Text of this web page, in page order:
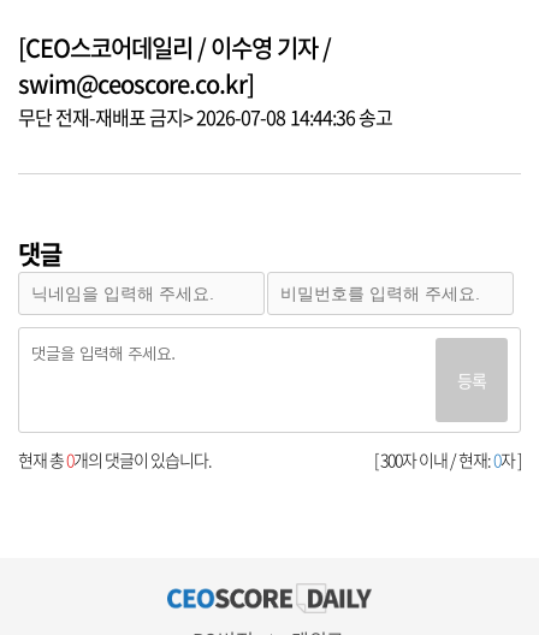
[CEO스코어데일리 / 이수영 기자 /
swim@ceoscore.co.kr]
무단 전재-재배포 금지> 2026-07-08 14:44:36 송고
댓글
등록
[ 300자 이내 / 현재:0자 ]
현재 총0개의 댓글이 있습니다.